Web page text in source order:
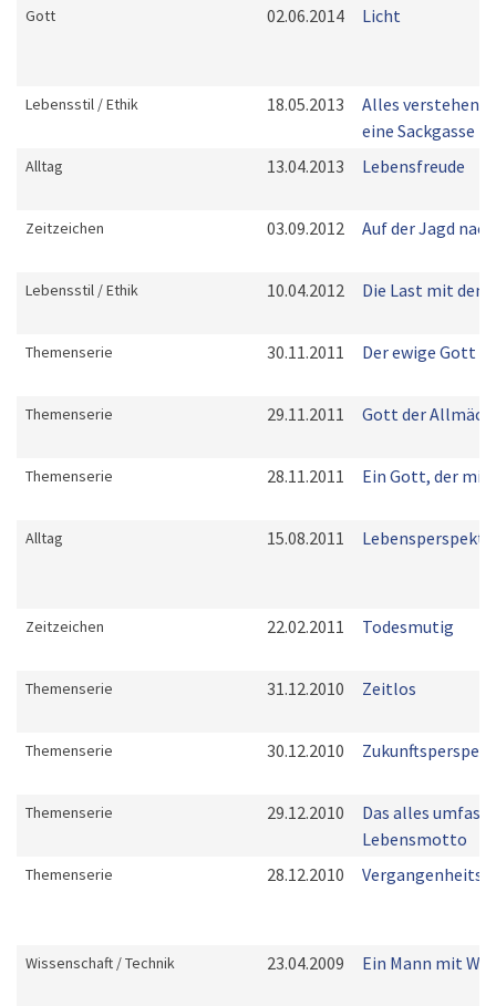
Gott 02.06.2014 Licht
Lebensstil / Ethik 18.05.2013
Alles verstehen
eine Sackgasse
Alltag 13.04.2013 Lebensfreude
Zeitzeichen 03.09.2012 Auf der Jagd
Lebensstil / Ethik 10.04.2012 Die Last mit dem
Themenserie 30.11.2011 Der ewige Gott
Themenserie 29.11.2011 Gott der
Themenserie 28.11.2011 Ein Gott, der
Alltag 15.08.2011
Zeitzeichen 22.02.2011 Todesmutig
Themenserie 31.12.2010 Zeitlos
Themenserie 30.12.2010
Themenserie 29.12.2010
Das alles
Lebensmotto
Themenserie 28.12.2010
Wissenschaft / Technik 23.04.2009 Ein Mann mit